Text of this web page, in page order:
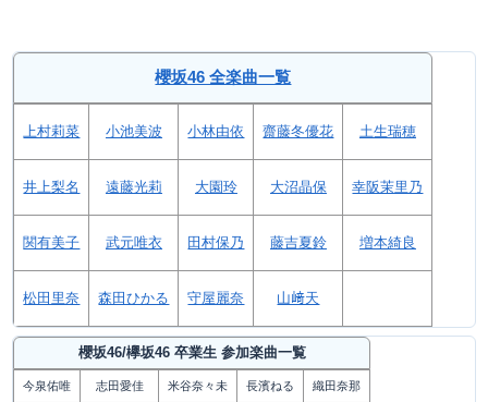
櫻坂46 全楽曲一覧
上村莉菜 小池美波 小林由依 齋藤冬優花 土生瑞穂
井上梨名 遠藤光莉 大園玲 大沼晶保 幸阪茉里乃
関有美子 武元唯衣 田村保乃 藤吉夏鈴 増本綺良
松田里奈 森田ひかる 守屋麗奈 山﨑天
櫻坂46/欅坂46 卒業生 参加楽曲一覧
今泉佑唯 志田愛佳 米谷奈々未 長濱ねる 織田奈那